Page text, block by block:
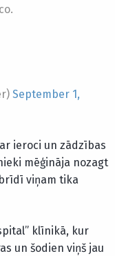
September 1,
ieroci un zādzības
mēģināja nozagt
viņam tika
klīnikā, kur
un šodien viņš jau